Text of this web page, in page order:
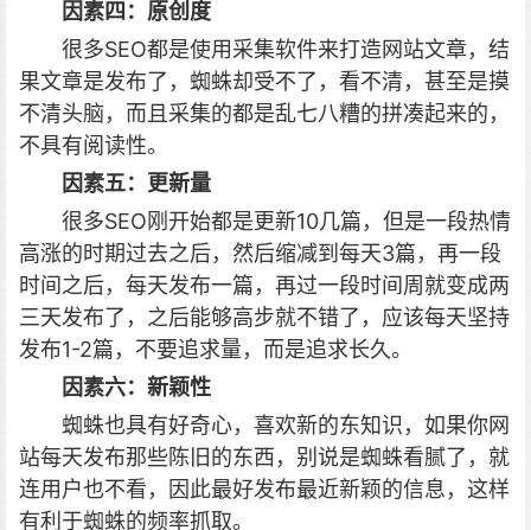
因素四：原创度
很多SEO都是使用采集软件来打造网站文章，结
果文章是发布了，蜘蛛却受不了，看不清，甚至是摸
不清头脑，而且采集的都是乱七八糟的拼凑起来的，
不具有阅读性。
因素五：更新量
很多SEO刚开始都是更新10几篇，但是一段热情
高涨的时期过去之后，然后缩减到每天3篇，再一段
时间之后，每天发布一篇，再过一段时间周就变成两
三天发布了，之后能够高步就不错了，应该每天坚持
发布1-2篇，不要追求量，而是追求长久。
因素六：新颖性
蜘蛛也具有好奇心，喜欢新的东知识，如果你网
站每天发布那些陈旧的东西，别说是蜘蛛看腻了，就
连用户也不看，因此最好发布最近新颖的信息，这样
有利于蜘蛛的频率抓取。